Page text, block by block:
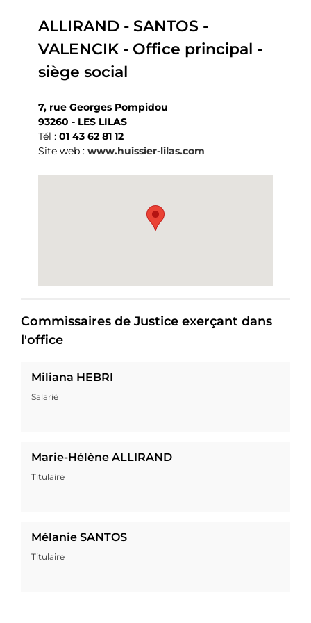
ALLIRAND - SANTOS -
VALENCIK - Office principal -
siège social
7, rue Georges Pompidou
93260 - LES LILAS
Tél : 01 43 62 81 12
Site web : www.huissier-lilas.com
Commissaires de Justice exerçant dans
l'office
Miliana HEBRI
Salarié
Marie-Hélène ALLIRAND
Titulaire
Mélanie SANTOS
Titulaire